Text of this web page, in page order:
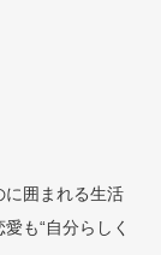
に囲まれる生活
も“自分らしく